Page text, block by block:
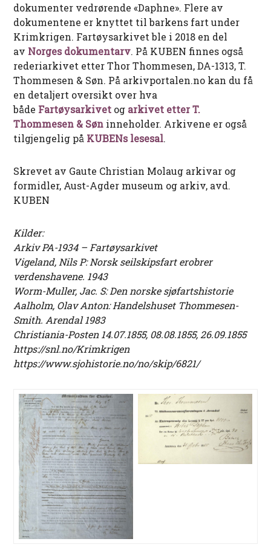
dokumenter vedrørende «Daphne». Flere av
dokumentene er knyttet til barkens fart under
Krimkrigen. Fartøysarkivet ble i 2018 en del
av Norges dokumentarv. På KUBEN finnes også
rederiarkivet etter Thor Thommesen, DA-1313, T.
Thommesen & Søn. På arkivportalen.no kan du få
en detaljert oversikt over hva
både Fartøysarkivet og arkivet etter T.
Thommesen & Søn inneholder. Arkivene er også
tilgjengelig på KUBENs lesesal.
Skrevet av Gaute Christian Molaug arkivar og
formidler, Aust-Agder museum og arkiv, avd.
KUBEN
Kilder:
Arkiv PA-1934 – Fartøysarkivet
Vigeland, Nils P: Norsk seilskipsfart erobrer
verdenshavene. 1943
Worm-Muller, Jac. S: Den norske sjøfartshistorie
Aalholm, Olav Anton: Handelshuset Thommesen-
Smith. Arendal 1983
Christiania-Posten 14.07.1855, 08.08.1855, 26.09.1855
https://snl.no/Krimkrigen
https://www.sjohistorie.no/no/skip/6821/